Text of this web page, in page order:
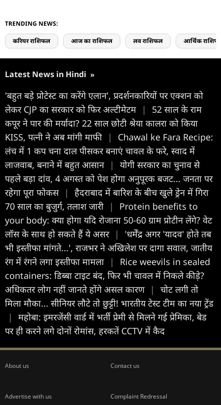
TRENDING NEWS:
करियर राशिफल आज का राशिफल लव राशिफल आर्थिक
Latest News in Hindi »
'बहुत बड़े प्रोटेस्ट का करेंगे एलान', प्रदर्शनकार‍ियों पर एक्शन को
लेकर CJP का सरकार को फ‍िर अल्टीमेटम
|
52 साल के राम
कपूर ने पार की मर्यादा? 22 साल छोटी श्रेया कालरा को किया
KISS, पत्नी ने अब मांगी माफी
|
Chawal ke Fara Recipe:
लंच में 1 कप चना दाल पीसकर बनाएं चावल के फरे, स्वाद में
लाजवाब, बनाने में बहुत आसान |
योगी सरकार का चुनाव से
पहले बड़ा दांव, 4 अगस्त को पेश होगा अनुपूरक बजट... जनता पर
रहेगा पूरा फोकस |
हैदराबाद में बारिश के बीच खुले ड्रेन में गिरा
70 साल का बुजुर्ग, तलाश जारी
|
Protein benefits to
your body: क्या होगा यदि रोजाना 50-60 ग्राम प्रोटीन लेंगे? वेट
लॉस के साथ हो सकते हैं ये असर |
'धर्मेंद्र अगर 'यादव' होते तब
भी इस्तीफा मांगते...', राजभर ने अखिलेश पर दागा सवाल, जातीय
रंग में रंगने लगा इस्तीफा मामला
|
Rice weevils in sealed
containers: डिब्बा टाइट बंद, फिर भी चावल में निकले कीड़े?
अधिकतर लोग नहीं जानते होंगे असल कारण |
चोट लगी तो
मिला मौका... सीनियर लौटे तो छुट्टी! भारतीय टेस्ट टीम का नया ट्रेंड
|
महोबा: इमरजेंसी वार्ड में भर्ती प्रेमी से मिलने गई प्रेमिका, बेड
पर ही करने लगे दोनों रोमांस, हरकतें CCTV में कैद
About us Contact us
Advertise with us Complaint Redressal